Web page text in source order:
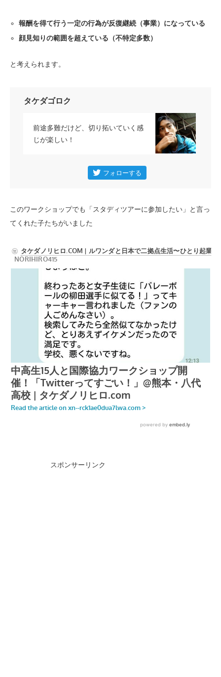
報酬を得て行う一定の行為が反復継続（事業）になっている
顔見知りの範囲を超えている（不特定多数）
と考えられます。
タケダゴロク
前途多難だけど、切り拓いていく感
じが楽しい！
このワークショップでも「スタディツアーに参加したい」と言っ
てくれた子たちがいました
スポンサーリンク